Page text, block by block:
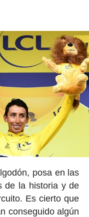
posa en las
de la historia y de
Es cierto que
conseguido algún